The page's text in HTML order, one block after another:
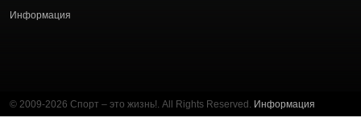
Информация
© 2009-2026 Спорт – это жизнь!. All Rights Reserved. Информация